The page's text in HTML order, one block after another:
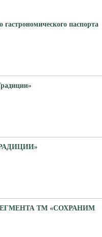
паспорта
ТМ «СОХРАНИМ